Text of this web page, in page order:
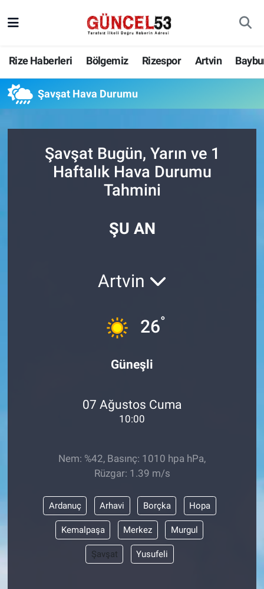
Rize Haberleri Bölgemiz Rizespor Artvin
Şavşat Hava Durumu
Şavşat Bugün, Yarın ve 1
Haftalık Hava Durumu
Tahmini
ŞU AN
Artvin
26°
Güneşli
07 Ağustos Cuma
10:00
Nem: %42, Basınç: 1010 hpa hPa,
Rüzgar: 1.39 m/s
Ardanuç Arhavi Borçka Hopa
Kemalpaşa Merkez Murgul
Şavşat Yusufeli